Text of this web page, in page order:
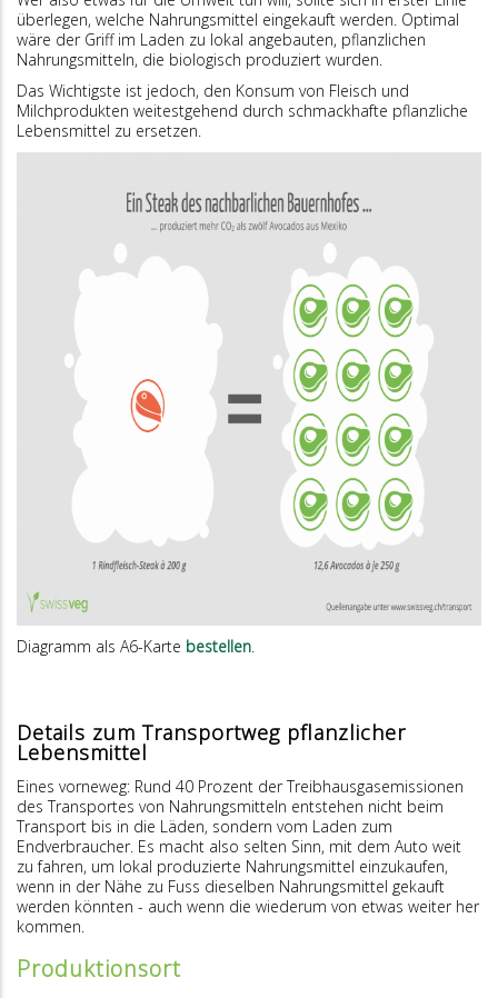
überlegen, welche Nahrungsmittel eingekauft werden. Optimal
wäre der Griff im Laden zu lokal angebauten, pflanzlichen
Nahrungsmitteln, die biologisch produziert wurden.
Das Wichtigste ist jedoch, den Konsum von Fleisch und
Milchprodukten weitestgehend durch schmackhafte pflanzliche
Lebensmittel zu ersetzen.
Diagramm als A6-Karte bestellen
Details zum Transportweg pflanzlicher
Lebensmittel
Eines vorneweg: Rund 40 Prozent der Treibhausgasemissionen
des Transportes von Nahrungsmitteln entstehen nicht beim
Transport bis in die Läden, sondern vom Laden zum
Endverbraucher. Es macht also selten Sinn, mit dem Auto weit
zu fahren, um lokal produzierte Nahrungsmittel einzukaufen,
wenn in der Nähe zu Fuss dieselben Nahrungsmittel gekauft
werden könnten - auch wenn die wiederum von etwas weiter her
kommen.
Produktionsort